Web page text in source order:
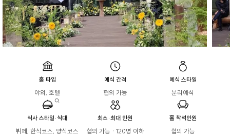
홀 타입
야외, 호텔
예식 간격
협의 가능
예식 스타일
분리예식
식사 스타일·식대
뷔페, 한식코스, 양식코스
최소·최대 인원
협의 가능 · 120명 이하
홀 착석인원
협의 가능